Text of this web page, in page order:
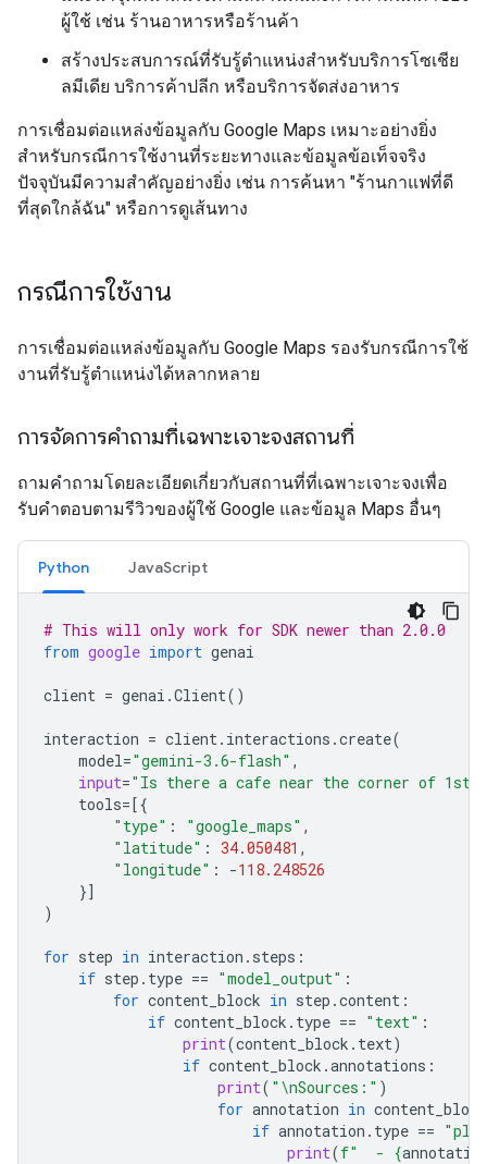
ผู้ใช้ เช่น ร้านอาหารหรือร้านค้า
สร้างประสบการณ์ที่รับรู้ตำแหน่งสำหรับบริการโซเชีย
ลมีเดีย บริการค้าปลีก หรือบริการจัดส่งอาหาร
การเชื่อมต่อแหล่งข้อมูลกับ Google Maps เหมาะอย่างยิ่ง
สำหรับกรณีการใช้งานที่ระยะทางและข้อมูลข้อเท็จจริง
ปัจจุบันมีความสำคัญอย่างยิ่ง เช่น การค้นหา "ร้านกาแฟที่ดี
ที่สุดใกล้ฉัน" หรือการดูเส้นทาง
กรณีการใช้งาน
การเชื่อมต่อแหล่งข้อมูลกับ Google Maps รองรับกรณีการใช้
งานที่รับรู้ตำแหน่งได้หลากหลาย
การจัดการคำถามที่เฉพาะเจาะจงสถานที่
ถามคำถามโดยละเอียดเกี่ยวกับสถานที่ที่เฉพาะเจาะจงเพื่อ
รับคำตอบตามรีวิวของผู้ใช้ Google และข้อมูล Maps อื่นๆ
Python JavaScript
# This will only work for SDK newer than 2.0.0
from google import genai
client = genai .Client()
interaction = client. interactions .create(
model="gemini-3.6-flash" ,
input="Is there a cafe near the corner of 1st
tools=[{
"type" : "google_maps" ,
"latitude" : 34.050481 ,
"longitude" : -118.248526
}]
)
for step in interaction . steps :
if step . type == "model_output" :
for content_block in step .content :
if content_block . type == "text" :
print(content_block . text)
if content_block .annotations :
print( " \nSources:" )
for annotation in content_block
if annotation . type ==
print(f"  - {